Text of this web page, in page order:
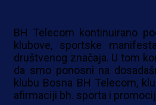
BH Telecom kontinuirano
klubove, sportske
društvenog značaja. U tom
da smo ponosni na
klubu Bosna BH Telecom,
afirmaciji bh. sporta i